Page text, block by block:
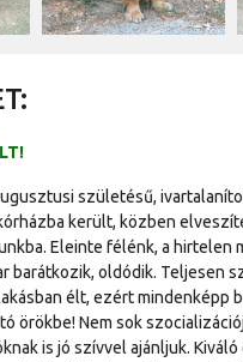
születésű,
került, közben
Eleinte félénk, a hirtelen
barátkozik, oldódik. Teljesen
élt, ezért mindenképp
örökbe! Nem sok
is jó szívvel ajánljuk. Kiváló